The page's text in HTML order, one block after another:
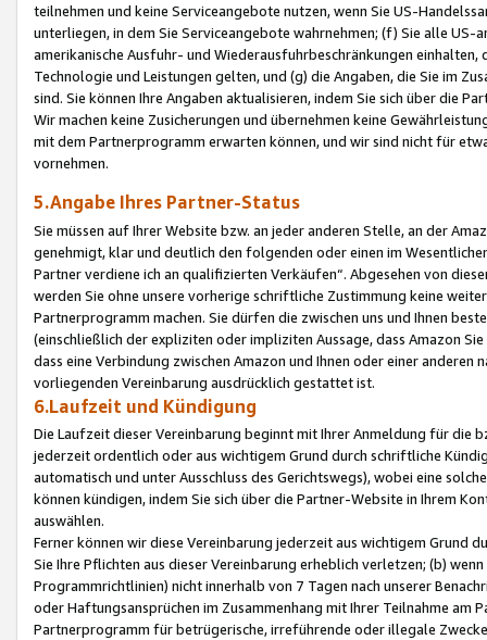
teilnehmen und keine Serviceangebote nutzen, wenn Sie US-
unterliegen, in dem Sie Serviceangebote wahrnehmen; (f) Sie alle
amerikanische Ausfuhr- und Wiederausfuhrbeschränkungen
Technologie und Leistungen gelten, und (g) die Angaben, die Sie im
sind. Sie können Ihre Angaben aktualisieren, indem Sie sich über die
Wir machen keine Zusicherungen und übernehmen keine
mit dem Partnerprogramm erwarten können, und wir sind nicht für
vornehmen.
5.Angabe Ihres Partner-Status
Sie müssen auf Ihrer Website bzw. an jeder anderen Stelle, an der
genehmigt, klar und deutlich den folgenden oder einen im
Partner verdiene ich an qualifizierten Verkäufen“. Abgesehen von
werden Sie ohne unsere vorherige schriftliche Zustimmung keine
Partnerprogramm machen. Sie dürfen die zwischen uns und Ihnen
(einschließlich der expliziten oder impliziten Aussage, dass Amazon
dass eine Verbindung zwischen Amazon und Ihnen oder einer
vorliegenden Vereinbarung ausdrücklich gestattet ist.
6.Laufzeit und Kündigung
Die Laufzeit dieser Vereinbarung beginnt mit Ihrer Anmeldung für die
jederzeit ordentlich oder aus wichtigem Grund durch schriftliche
automatisch und unter Ausschluss des Gerichtswegs), wobei eine
können kündigen, indem Sie sich über die Partner-Website in Ihrem
auswählen.
Ferner können wir diese Vereinbarung jederzeit aus wichtigem Grund
Sie Ihre Pflichten aus dieser Vereinbarung erheblich verletzen; (b)
Programmrichtlinien) nicht innerhalb von 7 Tagen nach unserer
oder Haftungsansprüchen im Zusammenhang mit Ihrer Teilnahme am
Partnerprogramm für betrügerische, irreführende oder illegale